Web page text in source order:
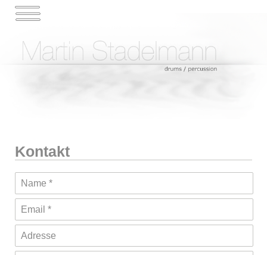
Kontakt
Name *
Email *
Adresse